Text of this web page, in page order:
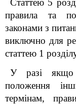
Статтею 5
правила та
законами з
виключно для
статтею 1
У разі якщо
положення
термінам,